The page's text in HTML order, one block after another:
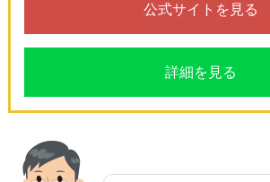
公式サイトを見る
詳細を見る